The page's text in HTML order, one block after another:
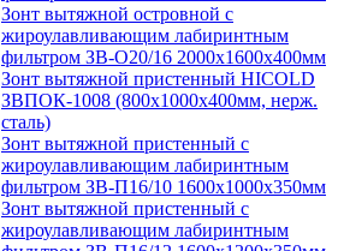
Зонт вытяжной островной с
жироулавливающим лабиринтным
фильтром ЗВ-О20/16 2000х1600х400мм
Зонт вытяжной пристенный HICOLD
ЗВПОК-1008 (800х1000х400мм, нерж.
сталь)
Зонт вытяжной пристенный с
жироулавливающим лабиринтным
фильтром ЗВ-П16/10 1600х1000х350мм
Зонт вытяжной пристенный с
жироулавливающим лабиринтным